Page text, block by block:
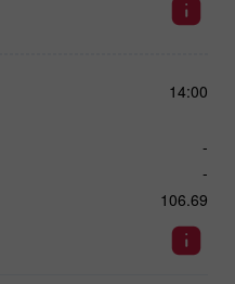
14:00
-
-
106.69